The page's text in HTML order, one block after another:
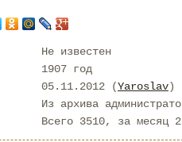
Не известен
1907 год
05.11.2012 (Yaroslav)
Из архива
Всего 3510, за месяц